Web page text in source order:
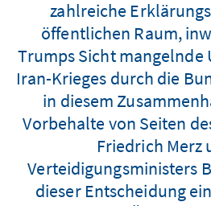
zahlreiche
öffentlichen Raum,
Trumps Sicht mangelnde
Iran-Krieges durch die
in diesem
Vorbehalte von Seiten
Friedrich Merz
Verteidigungsministers
dieser Entscheidung